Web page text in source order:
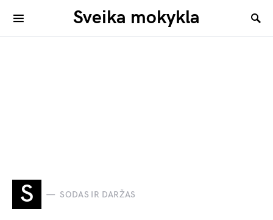
Sveika mokykla
S SODAS IR DARŽAS